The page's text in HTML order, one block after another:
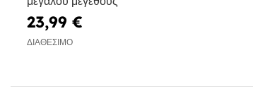
23,99 €
ΔΙΑΘΈΣΙΜΟ